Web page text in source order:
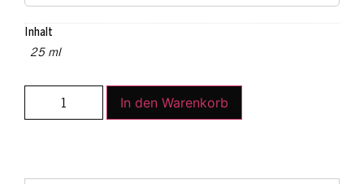
Inhalt
25 ml
In den Warenkorb